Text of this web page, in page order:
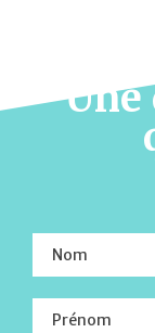
Une
nousNom
Prénom